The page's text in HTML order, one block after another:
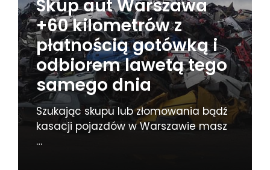
Skup aut Warszawa
+60 kilometrów z
płatnością gotówką i
odbiorem lawetą tego
samego dnia
Szukając skupu lub złomowania bądź
kasacji pojazdów w Warszawie masz
…